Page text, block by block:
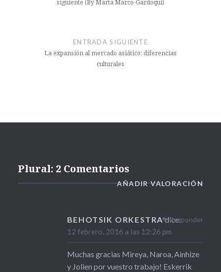
siguiente (By Marta Marco-Gardoqui)
ENTRADA SIGUIENTE
La expansión al mercado asiático: diferencias
culturales
Plural: 2 Comentarios
AÑADIR VALORACIÓN
BEHOTSIK ORKESTRAdice:
12 febrero, 2016 a las 12:26 pm
Muchas gracias Mireya, Naroa, Ainhize
y Jolien por vuestro trabajo! Eskerrik
Responder